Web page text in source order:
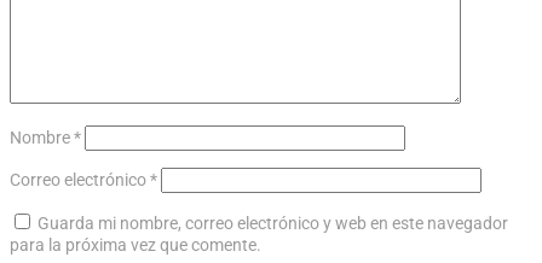
Nombre*
Correo electrónico*
Guarda mi nombre, correo electrónico y web en este navegador
para la próxima vez que comente.